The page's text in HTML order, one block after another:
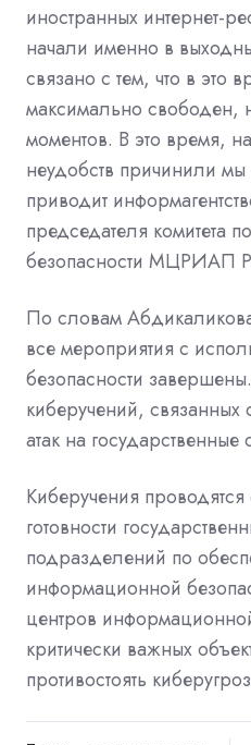
иностранных интернет-
начали именно в
связано с тем, что в это
максимально свободен,
моментов. В это время,
неудобств причинили
приводит
председателя комитета
безопасности МЦРИАП
По словам
все мероприятия с
безопасности
киберучений, связанных
атак на государственные
Киберучения
готовности
подразделений по
информационной
центров
критически важных
противостоять